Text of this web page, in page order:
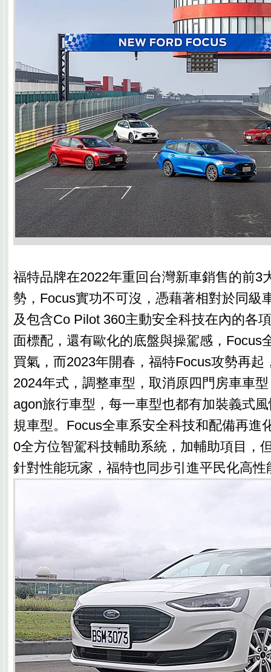
福特品牌在2022年重回台灣新車銷售的前3
勢，Focus實功不可沒，憑藉著相對於同級
及包含Co Pilot 360主動安全科技在內的各
面標配，還有歐化的底盤與操駕感，Focus
買氣，而2023年開春，福特Focus攻勢再起
2024年式，調整車型，取消原四門房車車
agon旅行車型，每一車型也都有加裝義式
規車型。Focus全車系安全科技和配備再進
0全方位智駕科技輔助系統，加輔助項目，
針對性能玩家，福特也同步引進平民化高性